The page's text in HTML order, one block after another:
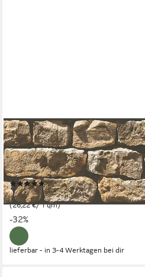
A.S. CRÉATION
Bordüre Only Borders 11, glatt,
Bordüre selbstklebend Papier
Wohnzimmer Optik
(1)
22,29 € UVP32,95 €
(26,22 €/ 1 qm)
-32%
lieferbar - in 3-4 Werktagen bei dir